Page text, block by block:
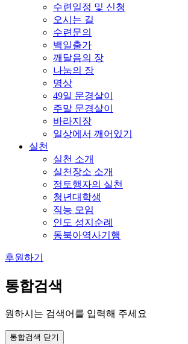
수련일정 및 신청
오시는 길
수련문의
백일출가
깨달음의 장
나눔의 장
명상
49일 문경살이
주말 문경살이
바라지장
일상에서 깨어있기
실천
실천 소개
실천장소 소개
정토행자의 실천
청년대학생
직능 모임
인도 성지순례
동북아역사기행
후원하기
통합검색
원하시는 검색어를 입력해 주세요
통합검색 닫기